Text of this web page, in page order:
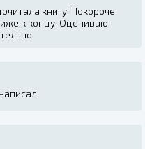
книгу. Покороче
к концу. Оцениваю